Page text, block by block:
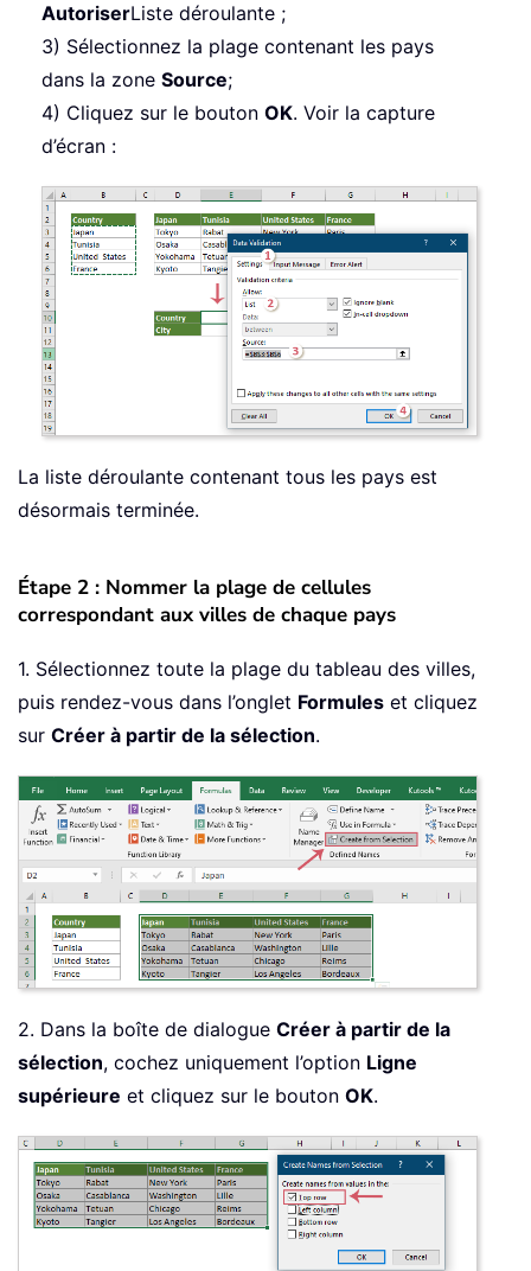
AutoriserListe déroulante ;
3) Sélectionnez la plage contenant les pays
dans la zone Source;
4) Cliquez sur le bouton OK. Voir la capture
d’écran :
La liste déroulante contenant tous les pays est
désormais terminée.
Étape 2 : Nommer la plage de cellules
correspondant aux villes de chaque pays
1. Sélectionnez toute la plage du tableau des villes,
puis rendez-vous dans l’onglet Formules et cliquez
sur Créer à partir de la sélection.
2. Dans la boîte de dialogue Créer à partir de la
sélection, cochez uniquement l’option Ligne
supérieure et cliquez sur le bouton OK.